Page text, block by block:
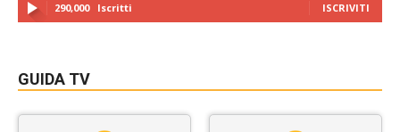
290,000 Iscritti ISCRIVITI
GUIDA TV